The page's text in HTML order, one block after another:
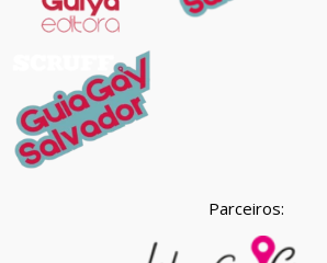
Parceiros: